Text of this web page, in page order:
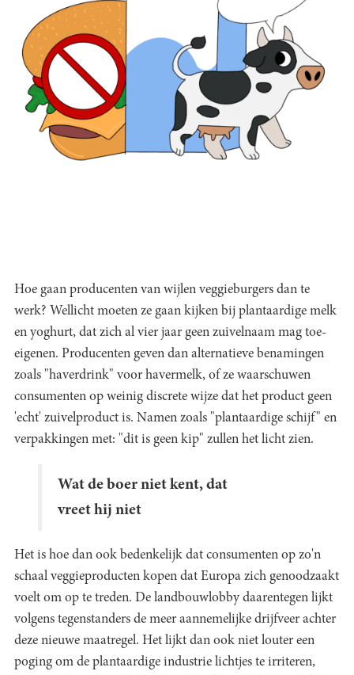
Hoe gaan producenten van wijlen veggieburgers dan te
werk? Wellicht moeten ze gaan kijken bij plantaardige melk
en yoghurt, dat zich al vier jaar geen zuivelnaam mag toe-
eigenen. Producenten geven dan alternatieve benamingen
zoals "haverdrink" voor havermelk, of ze waarschuwen
consumenten op weinig discrete wijze dat het product geen
'echt' zuivelproduct is. Namen zoals "plantaardige schijf" en
verpakkingen met: "dit is geen kip" zullen het licht zien.
Wat de boer niet kent, dat
vreet hij niet
Het is hoe dan ook bedenkelijk dat consumenten op zo'n
schaal veggieproducten kopen dat Europa zich genoodzaakt
voelt om op te treden. De landbouwlobby daarentegen lijkt
volgens tegenstanders de meer aannemelijke drijfveer achter
deze nieuwe maatregel. Het lijkt dan ook niet louter een
poging om de plantaardige industrie lichtjes te irriteren,